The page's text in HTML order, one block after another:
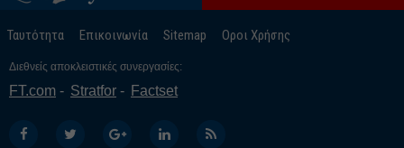
Αύγουστος 24
Ιούνιος 24
Ταυτότητα Επικοινωνία Sitemap Οροι Χρήσης
Διεθνείς αποκλειστικές συνεργασίες:
FT.com Stratfor Factset